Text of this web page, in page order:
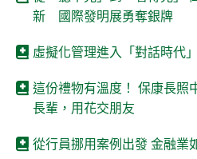
新 國際發明展勇奪銀牌
虛擬化管理進入「對話時代
這份禮物有溫度！ 保康長照
長輩，用花交朋友
從行員挪用案例出發 金融業